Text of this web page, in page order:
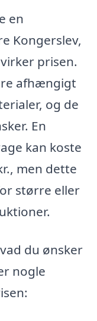
en
Kongerslev,
prisen.
afhængigt
og de
En
kan koste
men dette
større eller
du ønsker
nogle